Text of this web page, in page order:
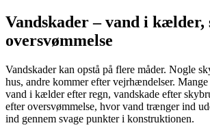
Vandskader – vand i kælder,
oversvømmelse
Vandskader kan opstå på flere måder. Nogle
hus, andre kommer efter vejrhændelser.
vand i kælder efter regn, vandskade efter
efter oversvømmelse, hvor vand trænger ind
ind gennem svage punkter i konstruktionen.